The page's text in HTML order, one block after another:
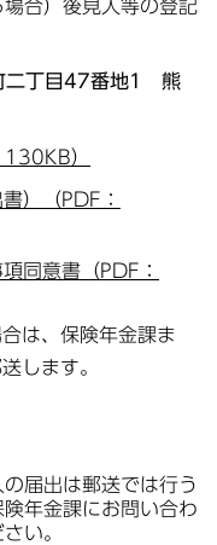
場合）後見人等の登記
二丁目47番地1 熊
）
）（PDF：
同意書（PDF：
は、保険年金課ま
します。
届出は郵送では行う
年金課にお問い合わ
い。